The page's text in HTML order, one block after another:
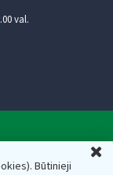
Būtinieji
val.